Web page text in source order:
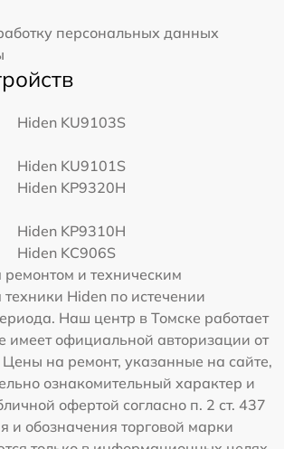
персональных данных
Hiden KU9103S
Hiden KU9101S
Hiden KP9320H
Hiden KP9310H
Hiden KC906S
и техническим
Hiden по истечении
Наш центр в Томске работает
имеет официальной авторизации от
Цены на ремонт, указанные на сайте,
ознакомительный характер и
офертой согласно п. 2 ст. 437
и обозначения торговой марки